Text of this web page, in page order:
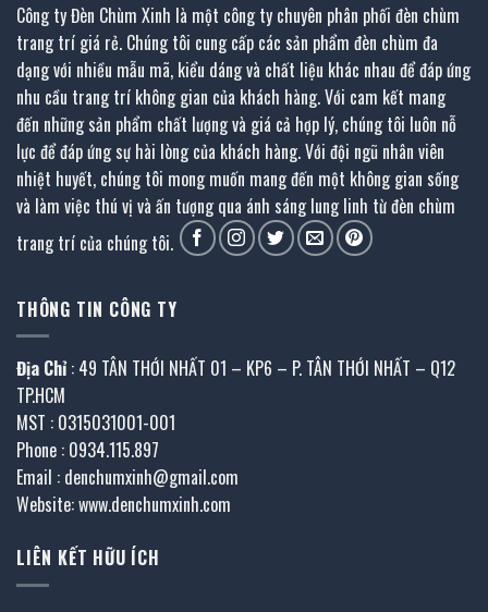
Công ty Đèn Chùm Xinh là một công ty chuyên phân phối đèn chùm
trang trí giá rẻ. Chúng tôi cung cấp các sản phẩm đèn chùm đa
dạng với nhiều mẫu mã, kiểu dáng và chất liệu khác nhau để đáp ứng
nhu cầu trang trí không gian của khách hàng. Với cam kết mang
đến những sản phẩm chất lượng và giá cả hợp lý, chúng tôi luôn nỗ
lực để đáp ứng sự hài lòng của khách hàng. Với đội ngũ nhân viên
nhiệt huyết, chúng tôi mong muốn mang đến một không gian sống
và làm việc thú vị và ấn tượng qua ánh sáng lung linh từ đèn chùm
trang trí của chúng tôi.
THÔNG TIN CÔNG TY
Địa Chỉ : 49 TÂN THỚI NHẤT 01 – KP6 – P. TÂN THỚI NHẤT – Q12
TP.HCM
MST : 0315031001-001
Phone : 0934.115.897
Email : denchumxinh@gmail.com
Website: www.denchumxinh.com
LIÊN KẾT HỮU ÍCH